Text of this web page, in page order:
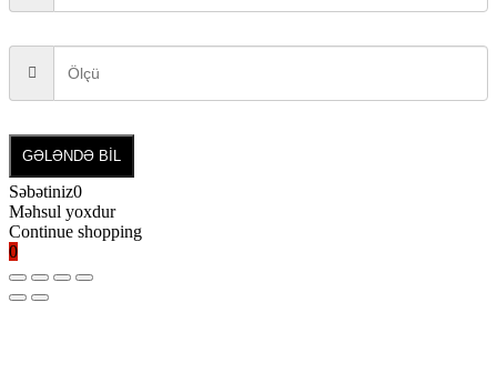
GƏLƏNDƏ BİL
Səbətiniz0
Məhsul yoxdur
Continue shopping
0